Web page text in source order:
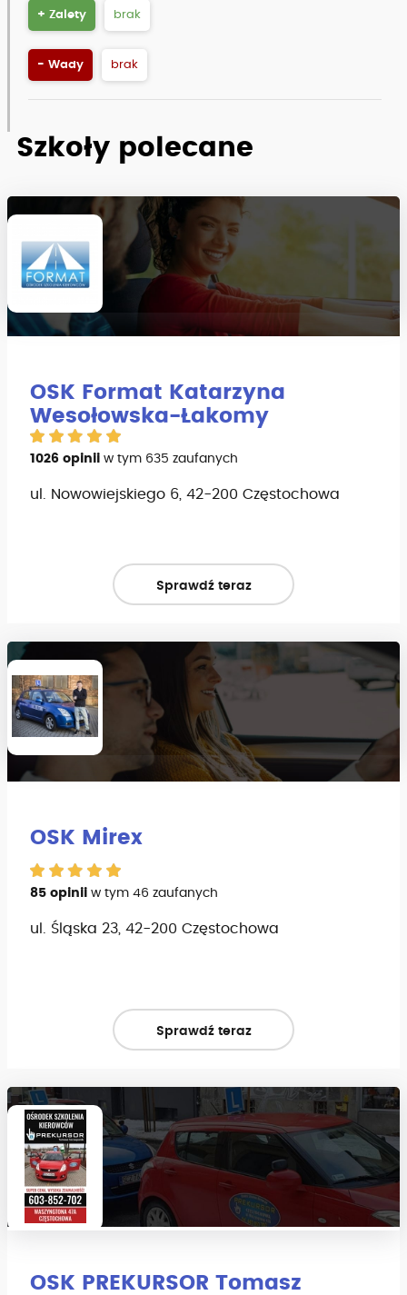
+ Zalety brak
- Wady brak
Szkoły polecane
OSK Format Katarzyna
Wesołowska-Łakomy
1026 opinii w tym 635 zaufanych
ul. Nowowiejskiego 6, 42-200 Częstochowa
Sprawdź teraz
OSK Mirex
85 opinii w tym 46 zaufanych
ul. Śląska 23, 42-200 Częstochowa
Sprawdź teraz
OSK PREKURSOR Tomasz